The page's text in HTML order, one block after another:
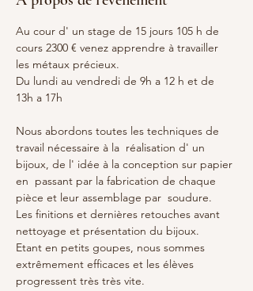
Au cour d' un stage de 15 jours 105 h de
cours 2300 € venez apprendre à travailler
les métaux précieux.
Du lundi au vendredi de 9h a 12 h et de
13h a 17h
Nous abordons toutes les techniques de
travail nécessaire à la  réalisation d' un
bijoux, de l' idée à la conception sur papier
en  passant par la fabrication de chaque
pièce et leur assemblage par  soudure.
Les finitions et dernières retouches avant
nettoyage et présentation du bijoux.
Etant en petits goupes, nous sommes
extrêmement efficaces et les élèves
progressent très très vite.